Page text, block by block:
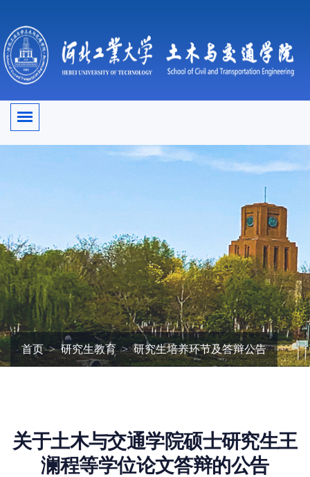
首页 研究生教育 研究生培养环节及答辩公告
关于土木与交通学院硕士研究生王
澜程等学位论文答辩的公告